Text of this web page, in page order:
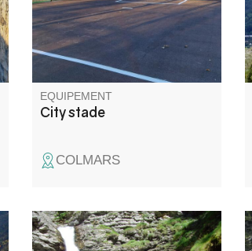
EQUIPEMENT
City stade
COLMARS
Une promenade facile qui